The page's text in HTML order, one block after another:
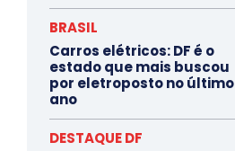
BRASIL
Carros elétricos: DF é o
estado que mais buscou
por eletroposto no último
ano
DESTAQUE DF